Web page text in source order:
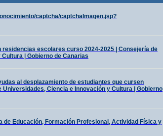
captcha/captchaImagen.jsp?
escolares curso 2024-2025 | Consejería de
| Gobierno de Canarias
al desplazamiento de estudiantes que cursen
Ciencia e Innovación y Cultura | Gobierno
de Educación, Formación Profesional, Actividad Física y